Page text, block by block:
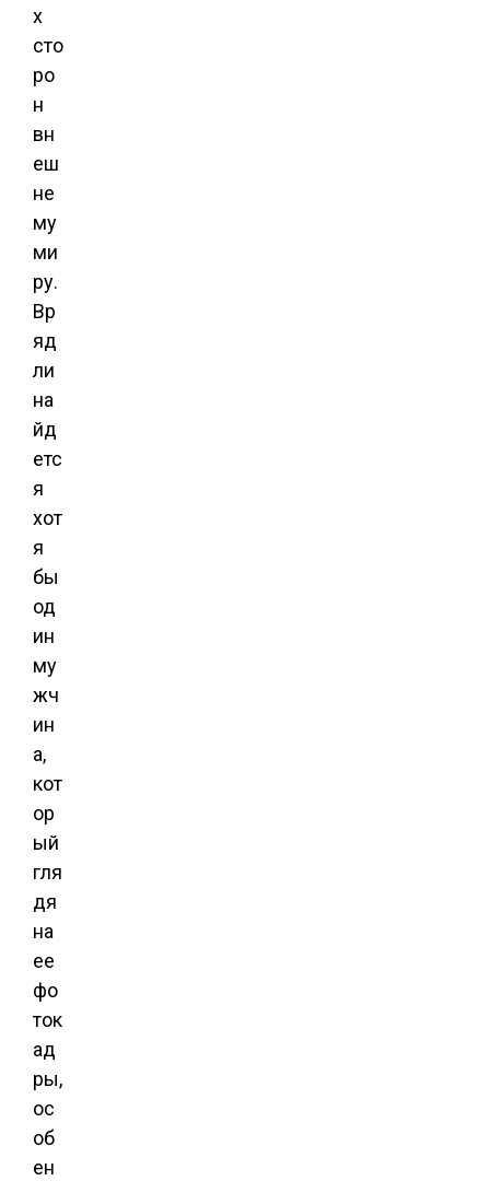
х
сто
ро
н
вн
еш
не
му
ми
ру.
Вр
яд
ли
на
йд
етс
я
хот
я
бы
од
ин
му
жч
ин
а,
кот
ор
ый
гля
дя
на
ее
фо
ток
ад
ры,
ос
об
ен